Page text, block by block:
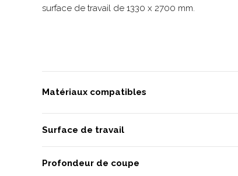
surface de travail de 1330 x 2700 mm.
Matériaux compatibles
Surface de travail
Profondeur de coupe